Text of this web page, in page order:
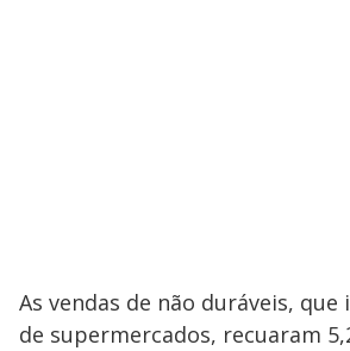
As vendas de não duráveis,
de supermercados, recuaram